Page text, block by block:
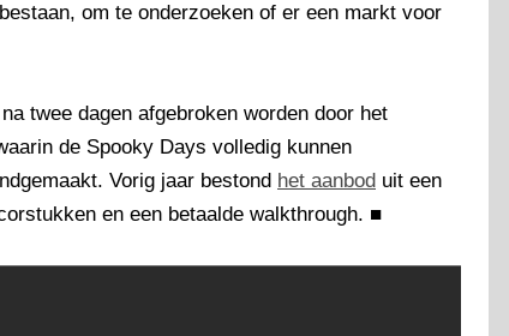
om te onderzoeken of er een markt voor
twee dagen afgebroken worden door het
de Spooky Days volledig kunnen
Vorig jaar bestond het aanbod uit een
en een betaalde walkthrough. ■